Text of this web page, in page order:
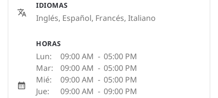
IDIOMAS
Inglés, Español, Francés, Italiano
HORAS
Lun: 09:00 AM - 05:00 PM
Mar:
09:00 AM - 05:00 PM
Mié:
09:00 AM - 05:00 PM
Jue:
09:00 AM - 09:00 PM